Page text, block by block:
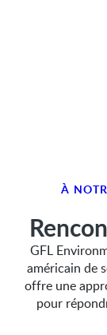
À
GFL
américain de
offre une
pour